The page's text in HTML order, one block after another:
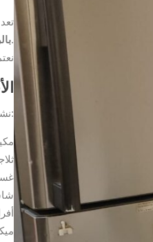
تعد
، حيث توفر الشركة فنيين محترفين لفك الأجهزة ونقلها بدون أي تكلفة على العميل.
نشتري جميع أنواع الأجهزة الكهربائية، ومنها: